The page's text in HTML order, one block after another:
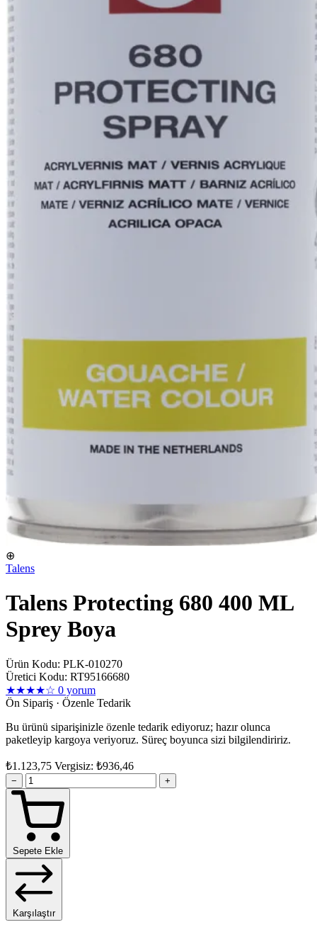
⊕
Talens
Talens Protecting 680 400 ML
Sprey Boya
Ürün Kodu: PLK-010270
Üretici Kodu: RT95166680
★★★★☆ 0 yorum
Ön Sipariş · Özenle Tedarik
Bu ürünü siparişinizle özenle tedarik ediyoruz; hazır olunca
paketleyip kargoya veriyoruz. Süreç boyunca sizi bilgilendiririz.
₺1.123,75 Vergisiz: ₺936,46
− +
Sepete Ekle
Karşılaştır